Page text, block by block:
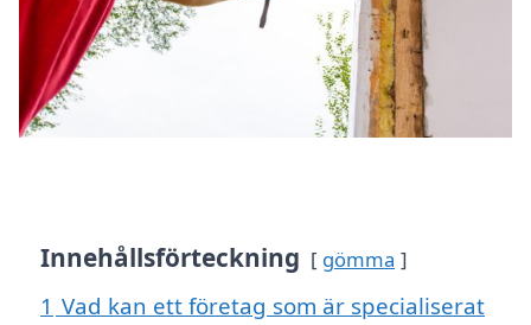
Innehållsförteckning gömma
1 Vad kan ett företag som är specialiserat